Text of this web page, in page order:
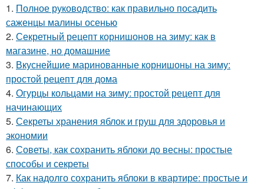
1. Полное руководство: как правильно посадить
саженцы малины осенью
2. Секретный рецепт корнишонов на зиму: как в
магазине, но домашние
3. Вкуснейшие маринованные корнишоны на зиму:
простой рецепт для дома
4. Огурцы кольцами на зиму: простой рецепт для
начинающих
5. Секреты хранения яблок и груш для здоровья и
экономии
6. Советы, как сохранить яблоки до весны: простые
способы и секреты
7. Как надолго сохранить яблоки в квартире: простые и